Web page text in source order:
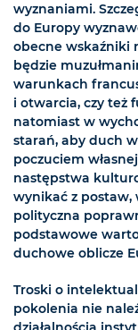
wyznaniami.
do Europy
obecne wskaźniki
będzie
warunkach
i otwarcia, czy też
natomiast w
starań, aby duch
poczuciem
następstwa
wynikać z postaw,
polityczna
podstawowe
duchowe oblicze
Troski o
pokolenia nie